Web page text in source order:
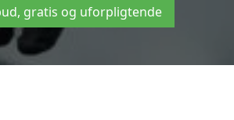
gratis og uforpligtende